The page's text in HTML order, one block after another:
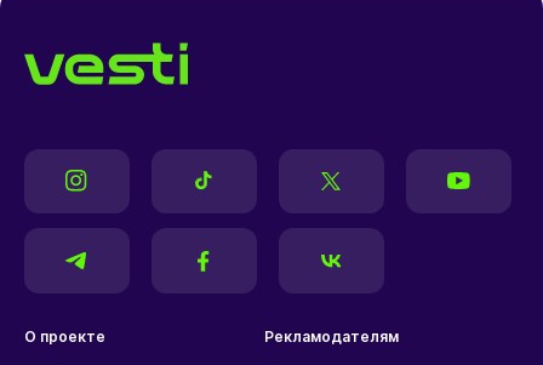
О проекте Рекламодателям